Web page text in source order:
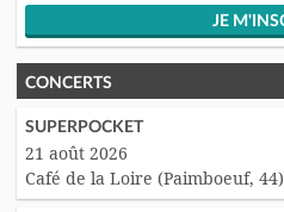
CONCERTS
SUPERPOCKET
21 août 2026
Café de la Loire (Paimboeuf, 44)